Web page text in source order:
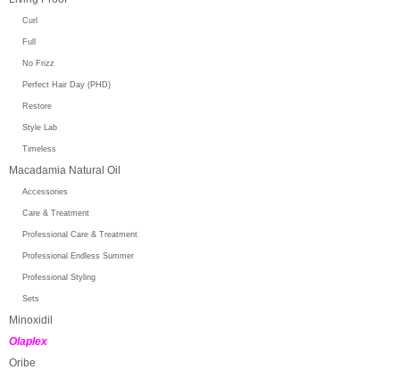
Curl
Full
No Frizz
Perfect Hair Day (PHD)
Restore
Style Lab
Timeless
Macadamia Natural Oil
Accessories
Care & Treatment
Professional Care & Treatment
Professional Endless Summer
Professional Styling
Sets
Minoxidil
Olaplex
Oribe